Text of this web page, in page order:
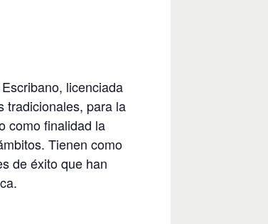
licenciada
tradicionales, para la
como finalidad la
Tienen como
de éxito que han